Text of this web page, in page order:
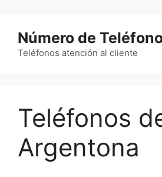
contenido
Número de
Teléfonos atención al cliente
Teléfonos
Argentona